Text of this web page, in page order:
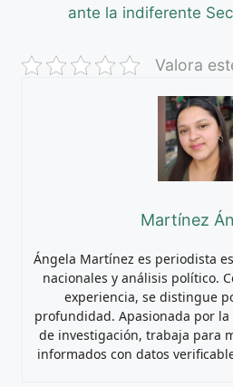
ante la indiferente
Valora
Martínez
Ángela Martínez es periodista
nacionales y análisis político.
experiencia, se distingue
profundidad. Apasionada por
de investigación, trabaja para
informados con datos